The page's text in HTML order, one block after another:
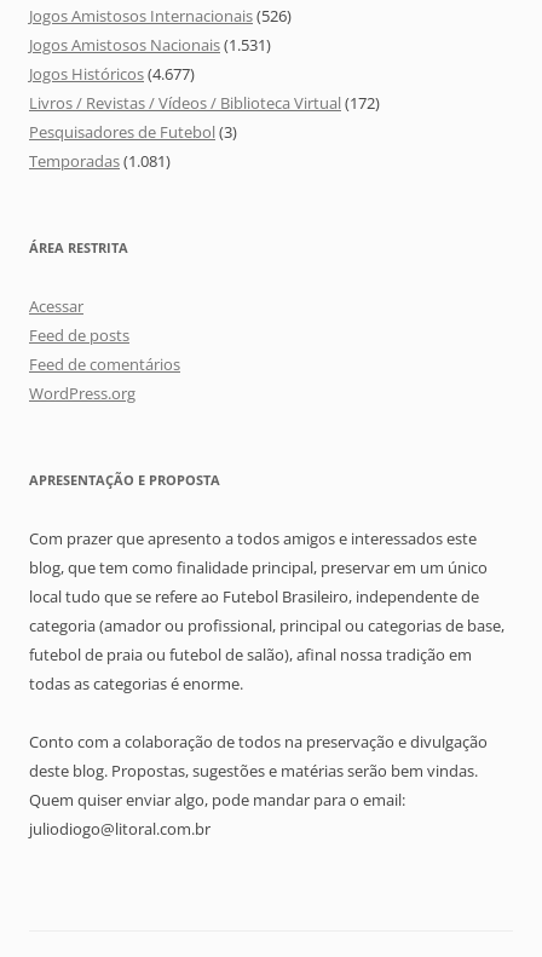
Jogos Amistosos Internacionais(526)
Jogos Amistosos Nacionais(1.531)
Jogos Históricos(4.677)
Livros / Revistas / Vídeos / Biblioteca Virtual(172)
Pesquisadores de Futebol(3)
Temporadas(1.081)
ÁREA RESTRITA
Acessar
Feed de posts
Feed de comentários
WordPress.org
APRESENTAÇÃO E PROPOSTA
Com prazer que apresento a todos amigos e interessados este
blog, que tem como finalidade principal, preservar em um único
local tudo que se refere ao Futebol Brasileiro, independente de
categoria (amador ou profissional, principal ou categorias de base,
futebol de praia ou futebol de salão), afinal nossa tradição em
todas as categorias é enorme.
Conto com a colaboração de todos na preservação e divulgação
deste blog. Propostas, sugestões e matérias serão bem vindas.
Quem quiser enviar algo, pode mandar para o email:
juliodiogo@litoral.com.br